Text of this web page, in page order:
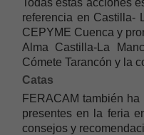
Todas estas acciones
referencia en Castilla-
CEPYME Cuenca y
Alma Castilla-La
Cómete Tarancón y la
Catas
FERACAM también
presentes en la feria
consejos y